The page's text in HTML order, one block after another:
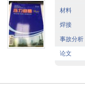
材料
焊接
事故分析
论文